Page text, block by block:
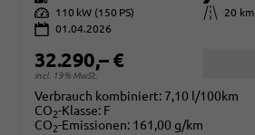
Leistung
110 kW (150 PS) Kilometerstand
20 km
01.04.2026
32.290,– €
incl. 19% MwSt.
Verbrauch kombiniert: 7,10 l/100km
CO2-Klasse: F
CO2-Emissionen: 161,00 g/km